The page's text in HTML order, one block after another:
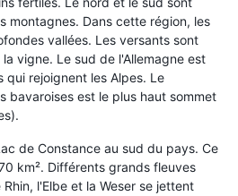
montagnes. Dans cette région, les
vallées. Les versants sont
vigne. Le sud de l'Allemagne est
rejoignent les Alpes. Le
bavaroises est le plus haut sommet
de Constance au sud du pays. Ce
km². Différents grands fleuves
l'Elbe et la Weser se jettent